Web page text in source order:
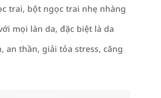
trai, bột ngọc trai nhẹ nhàng
mọi làn da, đặc biệt là da
thần, giải tỏa stress, căng